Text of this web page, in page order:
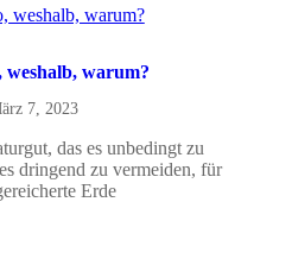
warum?
7, 2023
das es unbedingt zu
dringend zu vermeiden, für
Erde